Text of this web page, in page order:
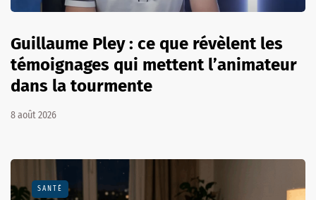
Guillaume Pley : ce que révèlent les
témoignages qui mettent l’animateur
dans la tourmente
8 août 2026
SANTÉ